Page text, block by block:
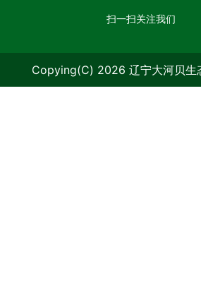
扫一扫关注我们
Copying(C) 2026 辽宁大河贝生